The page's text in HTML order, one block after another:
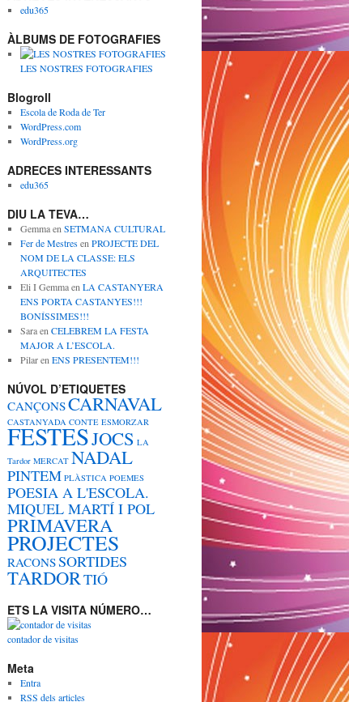
edu365
ÀLBUMS DE FOTOGRAFIES
LES NOSTRES FOTOGRAFIES
Blogroll
Escola de Roda de Ter
WordPress.com
WordPress.org
ADRECES INTERESSANTS
edu365
DIU LA TEVA…
Gemmaen SETMANA CULTURAL
Fer de Mestresen PROJECTE DEL
NOM DE LA CLASSE: ELS
ARQUITECTES
Eli I Gemmaen LA CASTANYERA
ENS PORTA CASTANYES!!!
BONÍSSIMES!!!
Saraen CELEBREM LA FESTA
MAJOR A L’ESCOLA.
Pilaren ENS PRESENTEM!!!
NÚVOL D’ETIQUETES
CANÇONSCARNAVAL
CASTANYADA CONTE ESMORZAR
FESTESJOCS LA
Tardor MERCAT NADAL
PINTEM PLÀSTICA POEMES
POESIA A L'ESCOLA.
MIQUEL MARTÍ I POL
PRIMAVERA
PROJECTES
RACONSSORTIDES
TARDORTIÓ
ETS LA VISITA NÚMERO…
contador de visitas
Meta
Entra
RSS dels articles